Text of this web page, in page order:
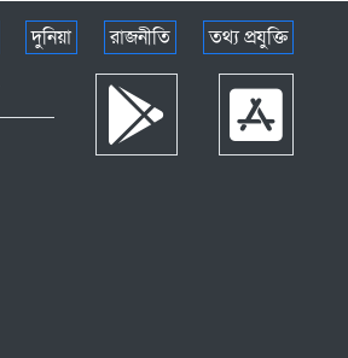
দুনিয়া রাজনীতি তথ্য প্রযুক্তি